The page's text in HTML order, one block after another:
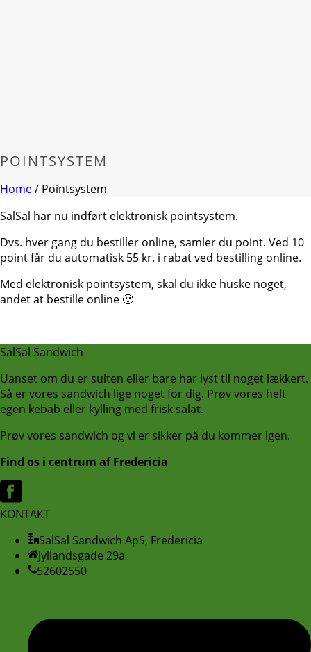
POINTSYSTEM
Home/ Pointsystem
SalSal har nu indført elektronisk pointsystem.
Dvs. hver gang du bestiller online, samler du point. Ved 10
point får du automatisk 55 kr. i rabat ved bestilling online.
Med elektronisk pointsystem, skal du ikke huske noget,
andet at bestille online 🙂
SalSal Sandwich
Uanset om du er sulten eller bare har lyst til noget lækkert.
Så er vores sandwich lige noget for dig. Prøv vores helt
egen kebab eller kylling med frisk salat.
Prøv vores sandwich og vi er sikker på du kommer igen.
Find os i centrum af Fredericia
KONTAKT
SalSal Sandwich ApS, Fredericia
Jyllandsgade 29a
52602550